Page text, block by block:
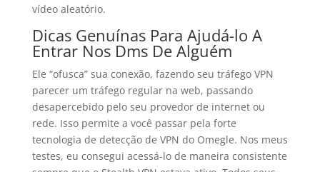
vídeo aleatório.
Dicas Genuínas Para Ajudá-lo A
Entrar Nos Dms De Alguém
Ele “ofusca” sua conexão, fazendo seu tráfego VPN
parecer um tráfego regular na web, passando
desapercebido pelo seu provedor de internet ou
rede. Isso permite a você passar pela forte
tecnologia de detecção de VPN do Omegle. Nos meus
testes, eu consegui acessá-lo de maneira consistente